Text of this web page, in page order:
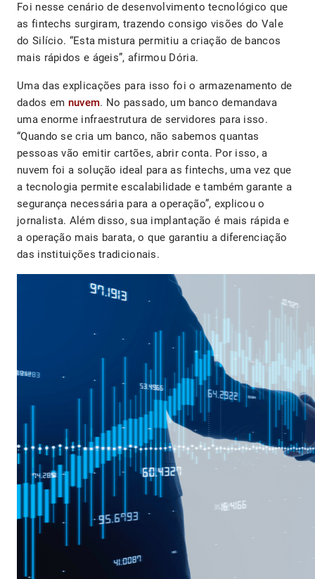
Foi nesse cenário de desenvolvimento tecnológico que
as fintechs surgiram, trazendo consigo visões do Vale
do Silício. “Esta mistura permitiu a criação de bancos
mais rápidos e ágeis”, afirmou Dória.
Uma das explicações para isso foi o armazenamento de
dados em nuvem. No passado, um banco demandava
uma enorme infraestrutura de servidores para isso.
“Quando se cria um banco, não sabemos quantas
pessoas vão emitir cartões, abrir conta. Por isso, a
nuvem foi a solução ideal para as fintechs, uma vez que
a tecnologia permite escalabilidade e também garante a
segurança necessária para a operação”, explicou o
jornalista. Além disso, sua implantação é mais rápida e
a operação mais barata, o que garantiu a diferenciação
das instituições tradicionais.